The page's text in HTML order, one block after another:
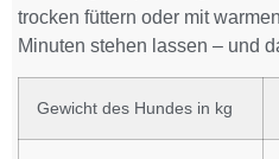
trocken füttern oder mit
Minuten stehen lassen – und
Gewicht des Hundes in kg